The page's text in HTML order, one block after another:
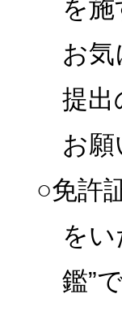
を
お
提出
お願
○免許
を
鑑”